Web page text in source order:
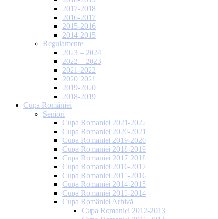
2017-2018
2016-2017
2015-2016
2014-2015
Regulamente
2023 – 2024
2022 – 2023
2021-2022
2020-2021
2019-2020
2018-2019
Cupa României
Seniori
Cupa Romaniei 2021-2022
Cupa Romaniei 2020-2021
Cupa Romaniei 2019-2020
Cupa Romaniei 2018-2019
Cupa Romaniei 2017-2018
Cupa Romaniei 2016-2017
Cupa Romaniei 2015-2016
Cupa Romaniei 2014-2015
Cupa Romaniei 2013-2014
Cupa României Arhivă
Cupa Romaniei 2012-2013